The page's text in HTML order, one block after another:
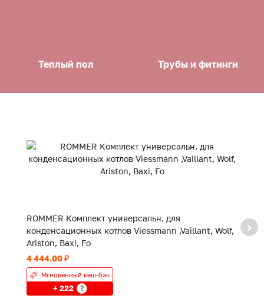
Теплый пол Трубы и фитинги
ROMMER Комплект универсальн. для
конденсационных котлов Viessmann ,Vaillant, Wolf,
Ariston, Baxi, Fo
4 444.00 ₽
Мгновенный кеш-бэк
+ 222 ?